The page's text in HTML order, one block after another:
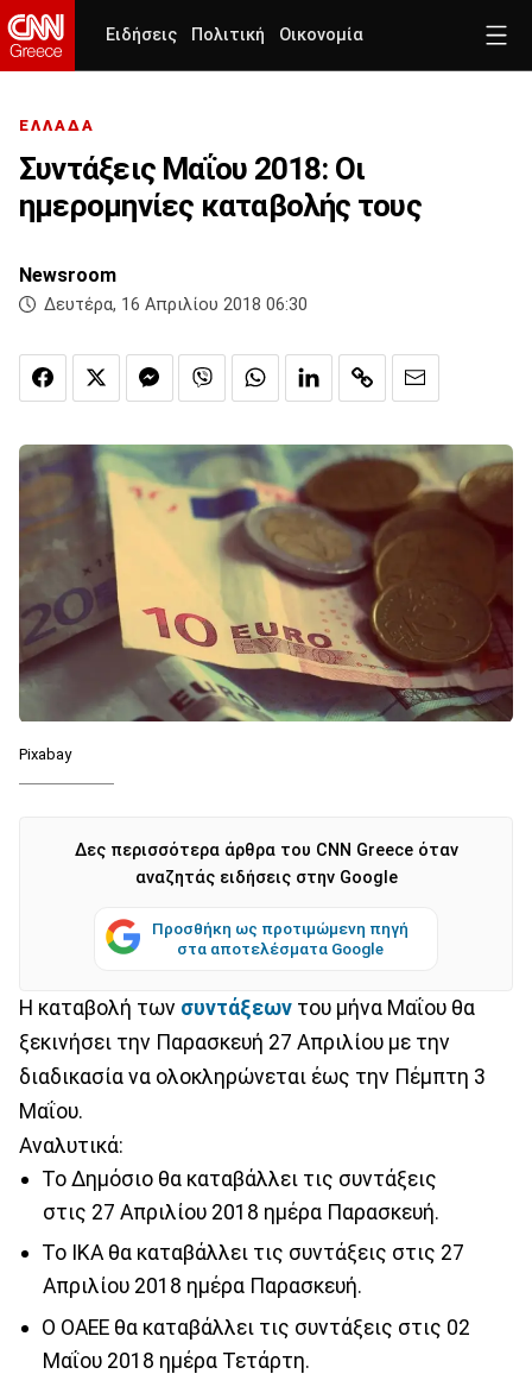
Ειδήσεις Πολιτική Οικονομία
ΕΛΛΑΔΑ
Συντάξεις Μαΐου 2018: Οι
ημερομηνίες καταβολής τους
Newsroom
Δευτέρα, 16 Απριλίου 2018 06:30
Pixabay
Δες περισσότερα άρθρα του CNN Greece όταν
αναζητάς ειδήσεις στην Google
Προσθήκη ως προτιμώμενη πηγή
στα αποτελέσματα Google
Η καταβολή των συντάξεων του μήνα Μαΐου θα
ξεκινήσει την Παρασκευή 27 Απριλίου με την
διαδικασία να ολοκληρώνεται έως την Πέμπτη 3
Μαΐου.
Αναλυτικά:
Το Δημόσιο θα καταβάλλει τις συντάξεις
στις 27 Απριλίου 2018 ημέρα Παρασκευή.
Το ΙΚΑ θα καταβάλλει τις συντάξεις στις 27
Απριλίου 2018 ημέρα Παρασκευή.
Ο ΟΑΕΕ θα καταβάλλει τις συντάξεις στις 02
Μαΐου 2018 ημέρα Τετάρτη.